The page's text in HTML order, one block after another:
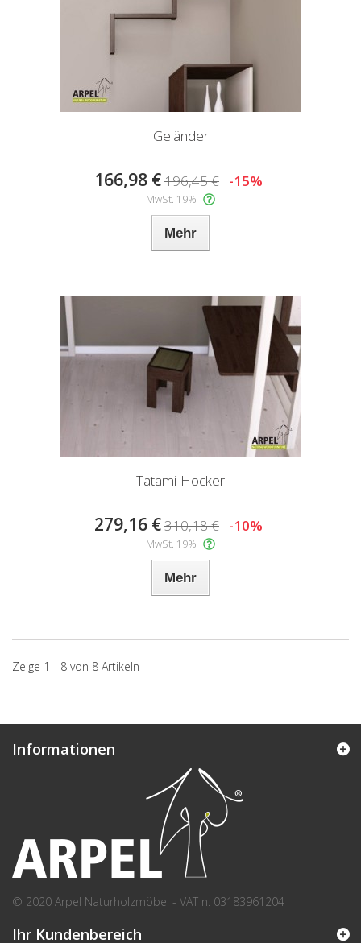
Geländer
166,98 €196,45 € -15%
MwSt. 19%
Mehr
Tatami-Hocker
279,16 €310,18 € -10%
MwSt. 19%
Mehr
Zeige 1 - 8 von 8 Artikeln
Informationen
© 2020 Arpel Naturholzmöbel - VAT n. 03183961204
Ihr Kundenbereich